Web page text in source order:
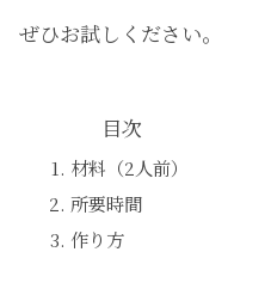
ぜひお試しください。
目次
材料（2人前）
所要時間
作り方